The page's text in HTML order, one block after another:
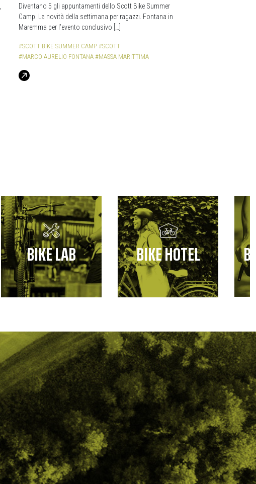
Diventano 5 gli appuntamenti dello Scott Bike Summer
Camp. La novità della settimana per ragazzi. Fontana in
Maremma per l’evento conclusivo […]
#SCOTT BIKE SUMMER CAMP #SCOTT
#MARCO AURELIO FONTANA #MASSA MARITTIMA
BIKE LAB BIKE HOTEL